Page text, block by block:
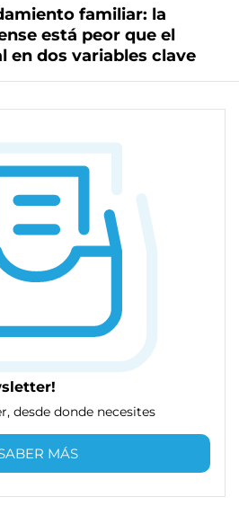
familiar: la
está peor que el
en dos variables clave
desde donde necesites
MÁS